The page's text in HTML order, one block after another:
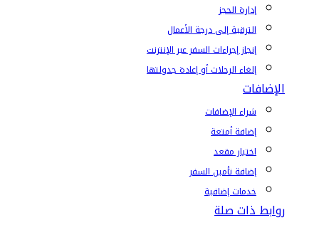
إدارة الحجز
الترقية إلى درجة الأعمال
إنجاز إجراءات السفر عبر الإنترنت
إلغاء الرحلات أو إعادة جدولتها
الإضافات
شراء الإضافات
إضافة أمتعة
اختيار مقعد
إضافة تأمين السفر
خدمات إضافية
روابط ذات صلة